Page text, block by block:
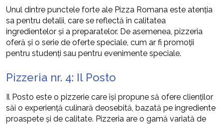
Unul dintre punctele forte ale Pizza Romana este atenția
sa pentru detalii, care se reflectă în calitatea
ingredientelor și a preparatelor. De asemenea, pizzeria
oferă și o serie de oferte speciale, cum ar fi promoții
pentru studenți sau pentru evenimente speciale.
Pizzeria nr. 4: Il Posto
Il Posto este o pizzerie care își propune să ofere clienților
săi o experiență culinară deosebită, bazată pe ingrediente
proaspete și de calitate. Pizzeria are o gamă variată de